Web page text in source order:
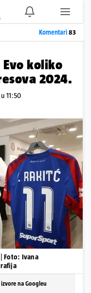
Komentari83
koliko
2024.
11:50
Foto: Ivana
na Googleu